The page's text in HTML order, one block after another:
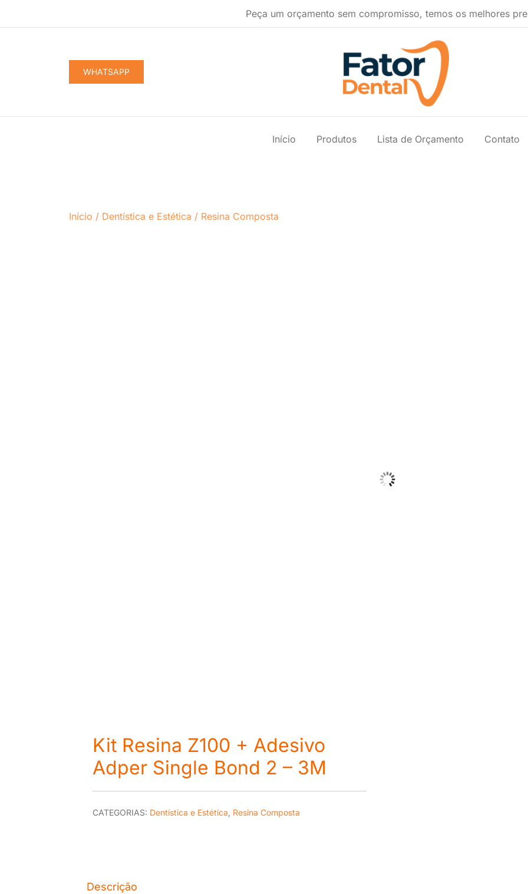
Peça um orçamento sem compromisso, temos os melhores
WHATSAPP
Início
Produtos Lista de Orçamento Contato
Início / Dentística e Estética / Resina Composta
Kit Resina Z100 + Adesivo
Adper Single Bond 2 – 3M
CATEGORIAS: Dentística e Estética Resina Composta
Descrição